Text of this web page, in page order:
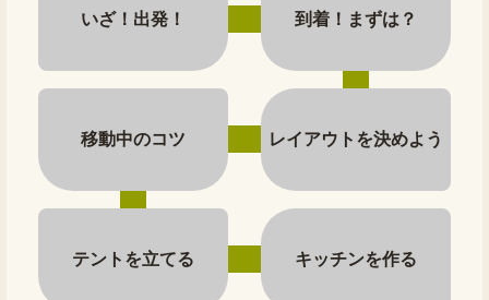
いざ！出発！ 到着！まずは？
移動中のコツ レイアウトを決めよう
テントを立てる キッチンを作る